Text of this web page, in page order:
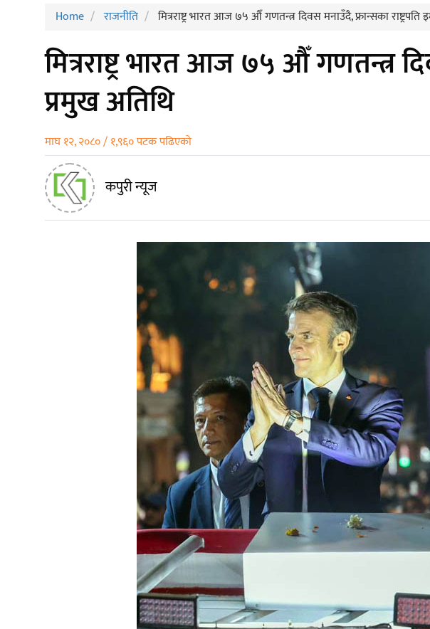
Home राजनीति मित्रराष्ट्र भारत आज ७५ औँ गणतन्त्र दिवस मनाउँदै, फ्रान्सका
मित्रराष्ट्र भारत आज ७५ औँ गणतन्त्र
प्रमुख अतिथि
माघ १२, २०८० / १,९६० पटक पढिएको
कपुरी न्यूज